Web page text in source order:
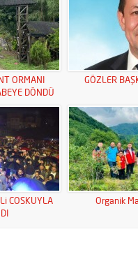
ORMANI
DÖNDÜ
GÖZLER
COSKUYLA
Organik